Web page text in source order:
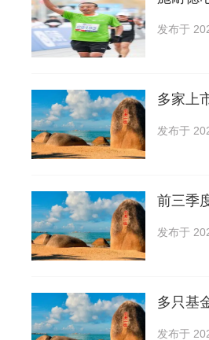
发布于
多家上
发布于
前三季
发布于
多只基
发布于